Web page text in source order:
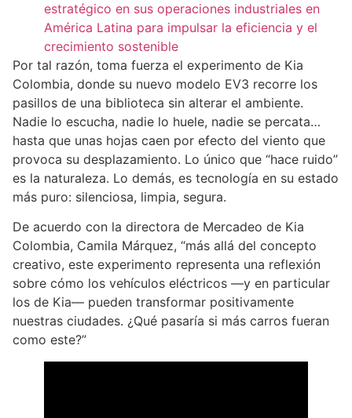
estratégico en sus operaciones industriales en
América Latina para impulsar la eficiencia y el
crecimiento sostenible
Por tal razón, toma fuerza el experimento de Kia
Colombia, donde su nuevo modelo EV3 recorre los
pasillos de una biblioteca sin alterar el ambiente.
Nadie lo escucha, nadie lo huele, nadie se percata…
hasta que unas hojas caen por efecto del viento que
provoca su desplazamiento. Lo único que “hace ruido”
es la naturaleza. Lo demás, es tecnología en su estado
más puro: silenciosa, limpia, segura.
De acuerdo con la directora de Mercadeo de Kia
Colombia, Camila Márquez, “más allá del concepto
creativo, este experimento representa una reflexión
sobre cómo los vehículos eléctricos —y en particular
los de Kia— pueden transformar positivamente
nuestras ciudades. ¿Qué pasaría si más carros fueran
como este?”